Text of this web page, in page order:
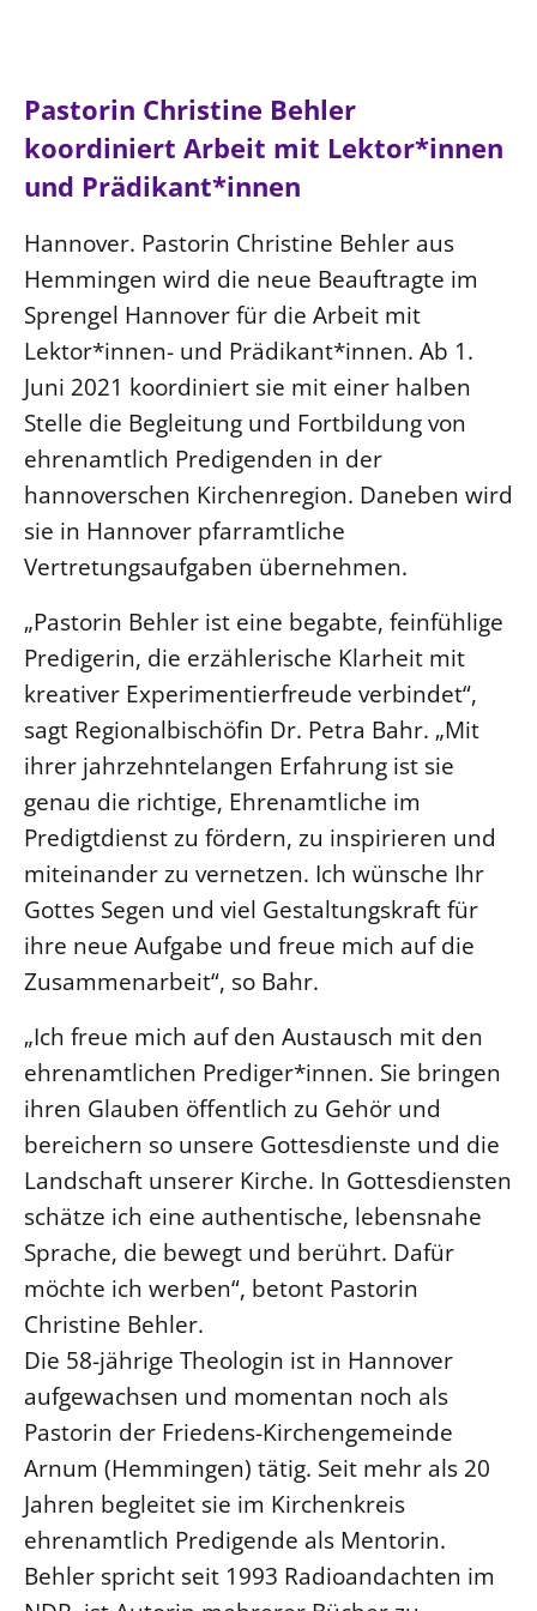
Pastorin Christine Behler
koordiniert Arbeit mit Lektor*innen
und Prädikant*innen
Hannover. Pastorin Christine Behler aus
Hemmingen wird die neue Beauftragte im
Sprengel Hannover für die Arbeit mit
Lektor*innen- und Prädikant*innen. Ab 1.
Juni 2021 koordiniert sie mit einer halben
Stelle die Begleitung und Fortbildung von
ehrenamtlich Predigenden in der
hannoverschen Kirchenregion. Daneben wird
sie in Hannover pfarramtliche
Vertretungsaufgaben übernehmen.
„Pastorin Behler ist eine begabte, feinfühlige
Predigerin, die erzählerische Klarheit mit
kreativer Experimentierfreude verbindet“,
sagt Regionalbischöfin Dr. Petra Bahr. „Mit
ihrer jahrzehntelangen Erfahrung ist sie
genau die richtige, Ehrenamtliche im
Predigtdienst zu fördern, zu inspirieren und
miteinander zu vernetzen. Ich wünsche Ihr
Gottes Segen und viel Gestaltungskraft für
ihre neue Aufgabe und freue mich auf die
Zusammenarbeit“, so Bahr.
„Ich freue mich auf den Austausch mit den
ehrenamtlichen Prediger*innen. Sie bringen
ihren Glauben öffentlich zu Gehör und
bereichern so unsere Gottesdienste und die
Landschaft unserer Kirche. In Gottesdiensten
schätze ich eine authentische, lebensnahe
Sprache, die bewegt und berührt. Dafür
möchte ich werben“, betont Pastorin
Christine Behler.
Die 58-jährige Theologin ist in Hannover
aufgewachsen und momentan noch als
Pastorin der Friedens-Kirchengemeinde
Arnum (Hemmingen) tätig. Seit mehr als 20
Jahren begleitet sie im Kirchenkreis
ehrenamtlich Predigende als Mentorin.
Behler spricht seit 1993 Radioandachten im
LANDESKIRCHENAMT
Willkommen
Abteilungen des Landeskirchenamts
Rechnungsprüfungsamt
Fachstelle Sexualisierte Gewalt
Beschwerdestellen
Gleichstellung
Datenschutz
Geschäftsstelle Landessynode
LANDESSYNODE
27. Landessynode
Kontakt
Hintergrund
MITARBEIT
Ehrenamt
Beruf
Freie Stellen
BIBLIOTHEK & ARCHIV
Älterwerden im Pfarrberuf
Beteiligungsverfahren
Beschwerdestellen
Ephoralbüro
Finanzplanung
Fundraising
IT-Service
Corporate Design
Interventionsplan
Jahresgespräche
Kantine Speiseplan
Kirchliches Amtsblatt
Kirchliche Verwaltung
Klimaschutzgesetz
Kunstreferat
Glaubensbekenntnis
Positionen
Ökumene
KLIMASCHUTZ
Nachhaltigkeit
Erneuerbare Energien
Naturschutz
Gebäude
Kontakt
Barrierefreiheit
Presse
Service für Gemeinden
Suche